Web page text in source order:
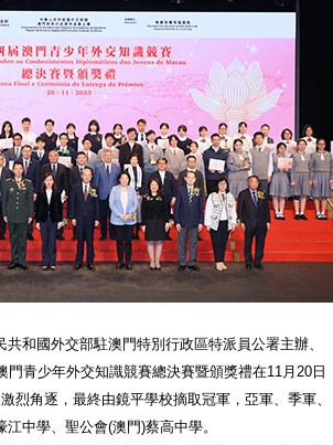
和國外交部駐澳門特別行政區特派員公署主辦、
青少年外交知識競賽總決賽暨頒獎禮在11月20日
烈角逐，最終由鏡平學校摘取冠軍，亞軍、季軍、
中學、聖公會(澳門)蔡高中學。